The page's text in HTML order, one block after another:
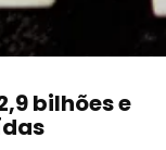
bilhões e